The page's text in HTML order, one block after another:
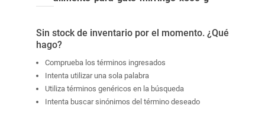
Sin stock de inventario por el momento. ¿Qué
hago?
Comprueba los términos ingresados
Intenta utilizar una sola palabra
Utiliza términos genéricos en la búsqueda
Intenta buscar sinónimos del término deseado